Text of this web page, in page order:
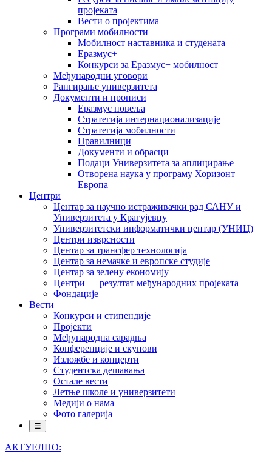
пројеката
Вести о пројектима
Програми мобилности
Мобилност наставника и студената
Еразмус+
Конкурси за Еразмус+ мобилност
Међународни уговори
Рангирање универзитета
Документи и прописи
Еразмус повеља
Стратегија интернационализације
Стратегија мобилности
Правилници
Документи и обрасци
Подаци Универзитета за аплицирање
Отворена наука у програму Хоризонт
Европа
Центри
Центар за научно истраживачки рад САНУ и
Универзитета у Крагујевцу
Универзитетски информатички центар (УНИЦ)
Центри изврсности
Центар за трансфер технологија
Центар за немачке и европске студије
Центар за зелену економију
Центри — резултат међународних пројеката
Фондације
Вести
Конкурси и стипендије
Пројекти
Међународна сарадња
Конференције и скупови
Изложбе и концерти
Студентска дешавања
Остале вести
Летње школе и универзитети
Медији о нама
Фото галерија
☰
АКТУЕЛНО: